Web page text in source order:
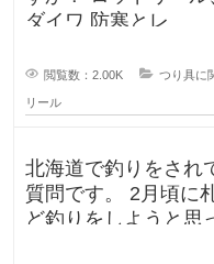
ダイワ 防寒とレ
閲覧数：2.00K つり具に
リール
北海道で釣りをされ
質問です。 2月頃に札幌へ旅行にいく際に1日ほ
ど釣りをしようと思